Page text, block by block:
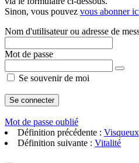
Sinon, vous pouvez vous abonner
Nom d'utilisateur ou adresse de
Mot de passe
Se souvenir de moi
Mot de passe oublié
Définition précédente : Visqueux
Définition suivante : Vitalité